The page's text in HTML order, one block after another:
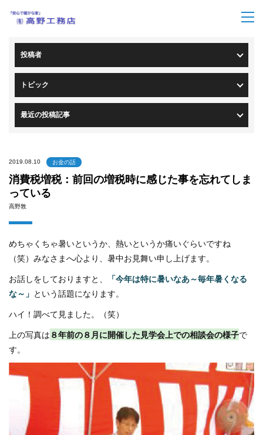
投稿者
トピック
最近の投稿記事
2019.08.10 お金の話
消費税増税：前回の増税時に感じた事を忘れてしま
っている
高野敦
めちゃくちゃ暑いというか、 熱いというか痛いぐらいですね
（笑） みなさまへ心より、暑中お見舞い申し上げます。
お話しをしておりますと、
「今年は特に暑いなあ～毎年暑くなる
な～」 という話題になります。
ハイ！調べて見ました。（笑）
上の写真は ８年前の８月に開催した見学会上での相談会の様子で
す。